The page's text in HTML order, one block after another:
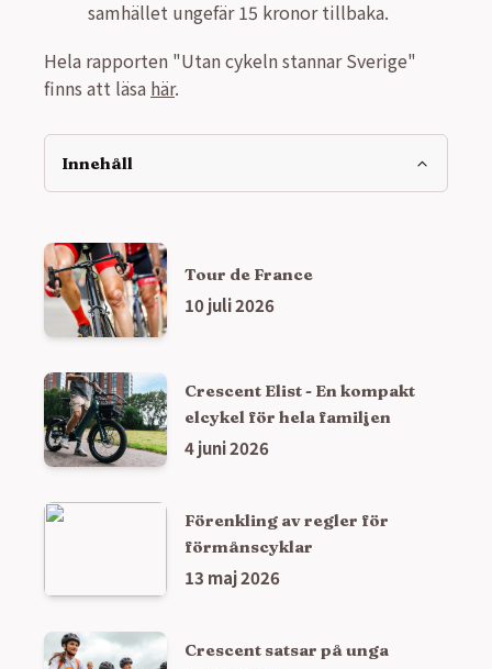
samhället ungefär 15 kronor tillbaka.
Hela rapporten "Utan cykeln stannar Sverige"
finns att läsa här.
Innehåll
Tour de France
10 juli 2026
Crescent Elist - En kompakt
elcykel för hela familjen
4 juni 2026
Förenkling av regler för
förmånscyklar
13 maj 2026
Crescent satsar på unga